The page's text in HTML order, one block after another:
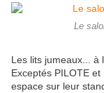
Le
Les lits jumeaux... à
Exceptés PILOTE
espace sur leur